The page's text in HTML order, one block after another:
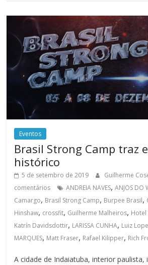
Eventos
Brasil Strong Camp traz
histórico
5 de setembro de 2019 Guilherme
comentários
ANDREIA NAVES,ANJOS DO
Camargo, Brasil Strong Camp, Burpee Brasil,
Hinshaw, crossfit, Guilherme Malheiros, Hotel
Katrín Davidsdottir, LARISSA CUNHA, Luiz
MARQUES, Matt Fraser, Rafael Kilipper, Rich
A cidade de Indaiatuba, interior